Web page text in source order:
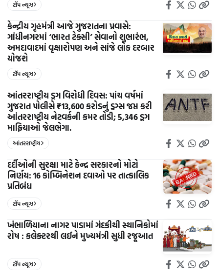
ટૉપ ન્યૂઝ
કેન્દ્રીય ગૃહમંત્રી આજે ગુજરાતના પ્રવાસે:
ગાંધીનગરમાં ‘ભારત ટેક્સી’ સેવાનો શુભારંભ,
અમદાવાદમાં વૃક્ષારોપણ અને સાંજે લોક દરબાર
યોજશે
ટૉપ ન્યૂઝ
આંતરરાષ્ટ્રીય ડ્રગ વિરોધી દિવસ: પાંચ વર્ષમાં
ગુજરાત પોલીસે ₹13,600 કરોડનું ડ્રગ્સ જપ્ત કરી
આંતરરાષ્ટ્રીય નેટવર્કની કમર તોડી; 5,346 ડ્રગ
માફિયાઓ જેલભેગા.
આંતરરાષ્ટ્રીય
દર્દીઓની સુરક્ષા માટે કેન્દ્ર સરકારનો મોટો
નિર્ણય: 16 કોમ્બિનેશન દવાઓ પર તાત્કાલિક
પ્રતિબંધ
ટૉપ ન્યૂઝ
ખંભાળિયાના નાગર પાડામાં ગંદકીથી સ્થાનિકોમાં
રોષ : કલેક્ટરથી લઈને મુખ્યમંત્રી સુધી રજૂઆત
ટૉપ ન્યૂઝ